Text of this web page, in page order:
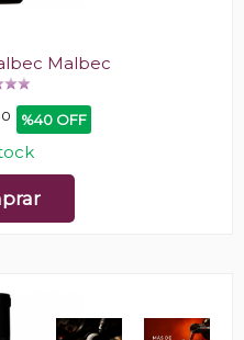
Malbec
%40 OFF